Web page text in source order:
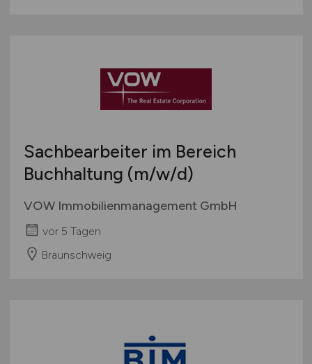
Sachbearbeiter im Bereich
Buchhaltung (m/w/d)
VOW Immobilienmanagement GmbH
vor 5 Tagen
Braunschweig